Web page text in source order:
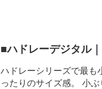
■ハドレーデジタル
ハドレーシリーズで最も
ったりのサイズ感。 小